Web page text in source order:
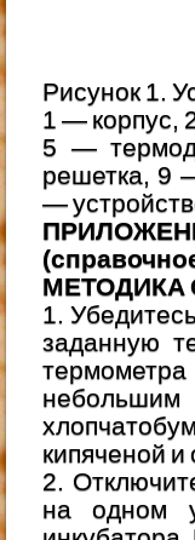
Рисунок 1.
1 — корпус,
5 —
решетка, 9
—
МЕТОДИКА
1.
заданную
кипяченой
2.
на одном